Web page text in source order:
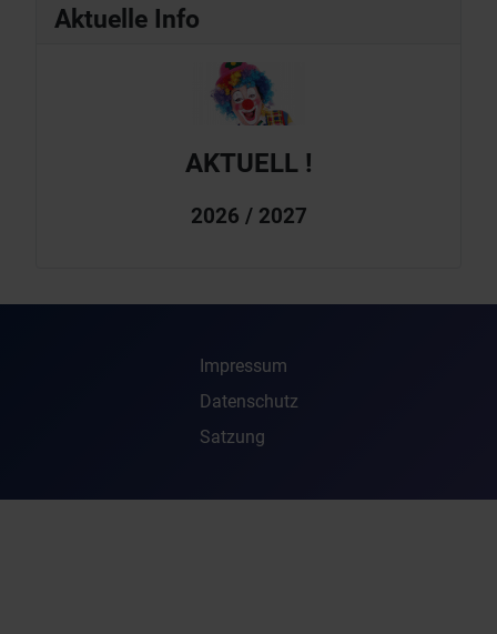
Aktuelle Info
AKTUELL !
2026 / 2027
Impressum
Datenschutz
Satzung